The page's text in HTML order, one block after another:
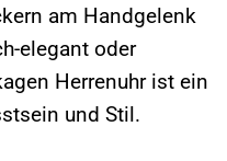
am Handgelenk
elegant oder
Herrenuhr ist ein
und Stil.